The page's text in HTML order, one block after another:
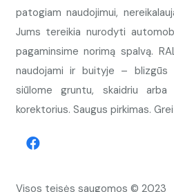
patogiam naudojimui,
Jums tereikia nurodyti
pagaminsime norimą spalvą.
naudojami ir buityje – blizgūs
siūlome gruntu, skaidriu
korektorius. Saugus pirkimas.
Visos teisės saugomos © 2023